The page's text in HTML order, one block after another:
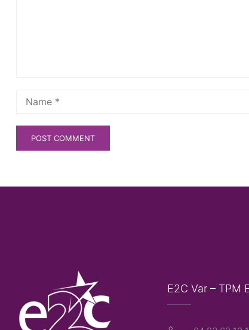
E2C Var – TPM